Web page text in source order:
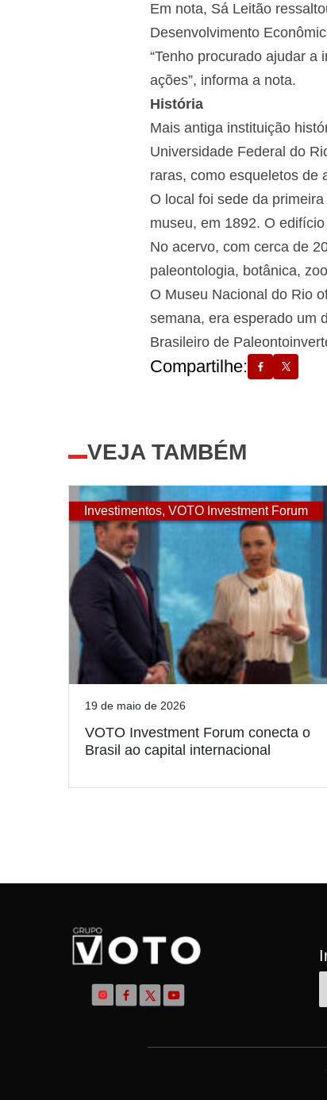
Em nota, Sá Leitão
Desenvolvimento
“Tenho procurado ajudar
ações”, informa a nota.
História
Mais antiga instituição
Universidade Federal do
raras, como esqueletos de
O local foi sede da
museu, em 1892. O
No acervo, com cerca de
paleontologia, botânica,
O Museu Nacional do Rio
semana, era esperado um
Brasileiro de
Compartilhe:
VEJA TAMBÉM
Investimentos, VOTO Investment Forum
19 de maio de 2026
VOTO Investment Forum conecta o
Brasil ao capital internacional